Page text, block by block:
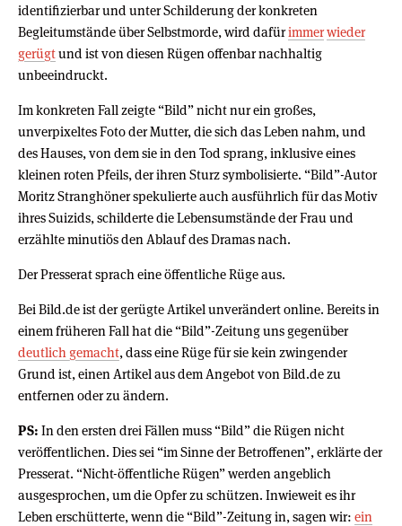
identifizierbar und unter Schilderung der konkreten
Begleitumstände über Selbstmorde, wird dafürimmerwieder
gerügtund ist von diesen Rügen offenbar nachhaltig
unbeeindruckt.
Im konkreten Fall zeigte “Bild” nicht nur ein großes,
unverpixeltes Foto der Mutter, die sich das Leben nahm, und
des Hauses, von dem sie in den Tod sprang, inklusive eines
kleinen roten Pfeils, der ihren Sturz symbolisierte. “Bild”-Autor
Moritz Stranghöner spekulierte auch ausführlich für das Motiv
ihres Suizids, schilderte die Lebensumstände der Frau und
erzählte minutiös den Ablauf des Dramas nach.
Der Presserat sprach eine öffentliche Rüge aus.
Bei Bild.de ist der gerügte Artikel unverändert online. Bereits in
einem früheren Fall hat die “Bild”-Zeitung uns gegenüber
deutlich gemacht, dass eine Rüge für sie kein zwingender
Grund ist, einen Artikel aus dem Angebot von Bild.de zu
entfernen oder zu ändern.
PS: In den ersten drei Fällen muss “Bild” die Rügen nicht
veröffentlichen. Dies sei “im Sinne der Betroffenen”, erklärte der
Presserat. “Nicht-öffentliche Rügen” werden angeblich
ausgesprochen, um die Opfer zu schützen. Inwieweit es ihr
Leben erschütterte, wenn die “Bild”-Zeitung in, sagen wir: ein